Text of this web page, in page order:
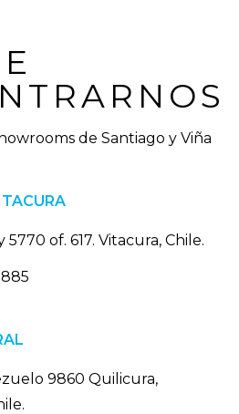
de Santiago y Viña
5770 of. 617. Vitacura, Chile.
9860 Quilicura,